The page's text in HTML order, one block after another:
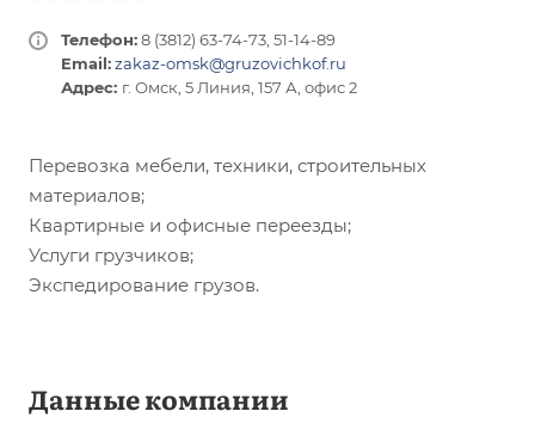
Телефон:8 (3812) 63-74-73, 51-14-89
Email:zakaz-omsk@gruzovichkof.ru
Адрес: г. Омск, 5 Линия, 157 А, офис 2
Перевозка мебели, техники, строительных
материалов;
Квартирные и офисные переезды;
Услуги грузчиков;
Экспедирование грузов.
Данные компании